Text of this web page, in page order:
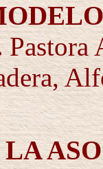
Pastora